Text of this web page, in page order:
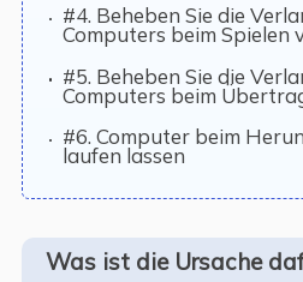
#4. Beheben Sie die
Computers beim Spielen
#5. Beheben Sie die
Computers beim
#6. Computer beim
laufen lassen
Was ist die Ursache